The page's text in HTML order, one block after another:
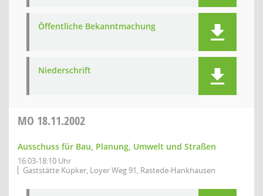
Öffentliche Bekanntmachung
Niederschrift
MO 18.11.2002
Ausschuss für Bau, Planung, Umwelt und Straßen
16:03-18:10 Uhr
Gaststätte Küpker, Loyer Weg 91, Rastede-Hankhausen